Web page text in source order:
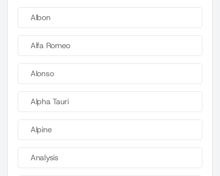
Albon
Alfa Romeo
Alonso
Alpha Tauri
Alpine
Analysis